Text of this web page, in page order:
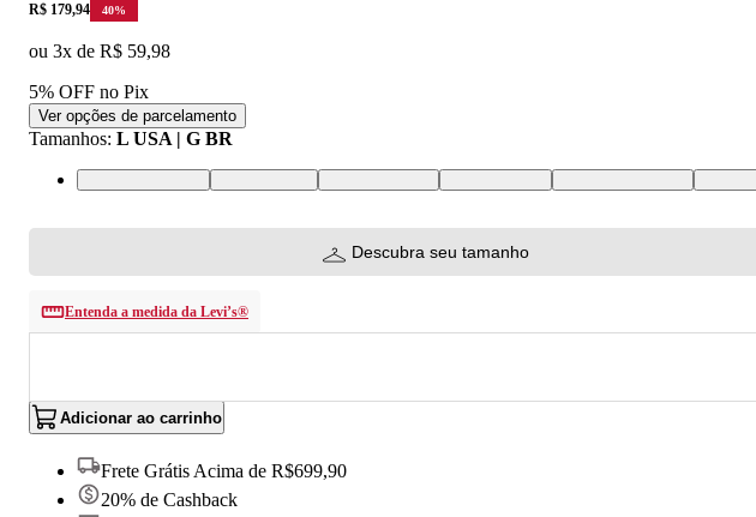
Price:
R$ 179,94 40%
ou 3x de R$ 59,98
5% OFF no Pix
Ver opções de parcelamento
Tamanhos: L USA | G BR
XS USA | PP BRS USA | P BRM USA | M BRL USA | G BRXL USA | GG BRXXL
Descubra seu tamanho
Entenda a medida da Levi’s®
Adicionar ao carrinho
Frete Grátis Acima de R$699,90
20% de Cashback